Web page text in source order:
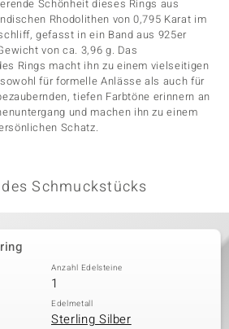
Schönheit dieses Rings aus
Rhodolithen von 0,795 Karat im
gefasst in ein Band aus 925er
von ca. 3,96 g. Das
Rings macht ihn zu einem vielseitigen
für formelle Anlässe als auch für
tiefen Farbtöne erinnern an
und machen ihn zu einem
Schatz.
Schmuckstücks
Anzahl Edelsteine
1
Edelmetall
Sterling Silber